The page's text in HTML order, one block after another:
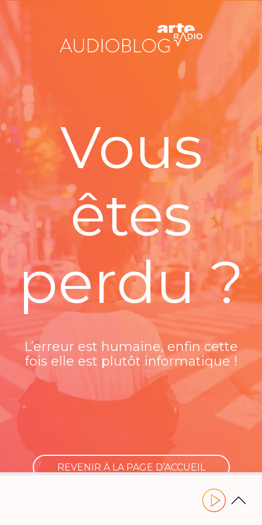
Vous
êtes
perdu ?
L’erreur est humaine, enfin cette
fois elle est plutôt informatique !
REVENIR À LA PAGE D’ACCUEIL